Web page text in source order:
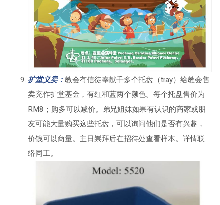
扩堂义卖： 教会有信徒奉献千多个托盘（tray）给教会售
卖充作扩堂基金，有红和蓝两个颜色。每个托盘售价为
RM8；购多可以减价。弟兄姐妹如果有认识的商家或朋
友可能大量购买这些托盘，可以询问他们是否有兴趣，
价钱可以商量。主日崇拜后在招待处查看样本。详情联
络同工。